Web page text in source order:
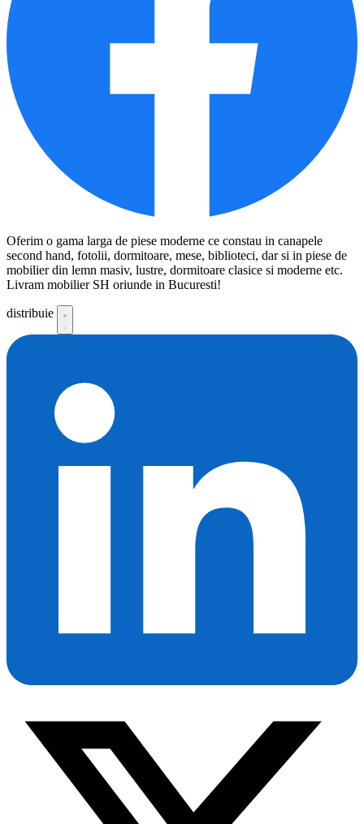
Oferim o gama larga de piese moderne ce constau in canapele
second hand, fotolii, dormitoare, mese, biblioteci, dar si in piese de
mobilier din lemn masiv, lustre, dormitoare clasice si moderne etc.
Livram mobilier SH oriunde in Bucuresti!
distribuie